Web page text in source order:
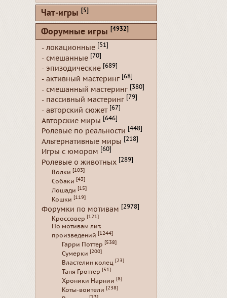
Чат-игры [5]
Форумные игры [4932]
- локационные [51]
- смешанные [70]
- эпизодические [689]
- активный мастеринг [68]
- смешанный мастеринг [380]
- пассивный мастеринг [79]
- авторский сюжет [67]
Авторские миры [646]
Ролевые по реальности [448]
Альтернативные миры [218]
Игры с юмором [60]
Ролевые о животных [289]
Волки [103]
Собаки [43]
Лошади [15]
Кошки [119]
Форумки по мотивам [2978]
Кроссовер [121]
По мотивам лит.
произведений [1244]
Гарри Поттер [538]
Сумерки [200]
Властелин колец [23]
Таня Гроттер [51]
Хроники Нарнии [8]
Коты-воители [238]